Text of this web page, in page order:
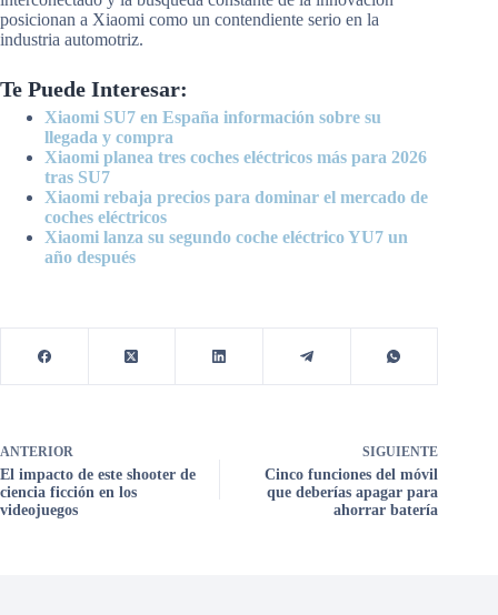
posicionan a Xiaomi como un contendiente serio en la
industria automotriz.
Te Puede Interesar:
Xiaomi SU7 en España información sobre su
llegada y compra
Xiaomi planea tres coches eléctricos más para 2026
tras SU7
Xiaomi rebaja precios para dominar el mercado de
coches eléctricos
Xiaomi lanza su segundo coche eléctrico YU7 un
año después
ANTERIOR
El impacto de este shooter de
ciencia ficción en los
videojuegos
SIGUIENTE
Cinco funciones del móvil
que deberías apagar para
ahorrar batería